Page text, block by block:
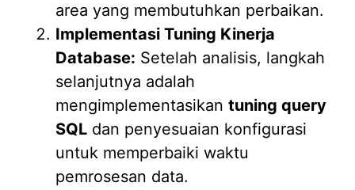
area yang membutuhkan perbaikan.
Implementasi Tuning Kinerja
Database: Setelah analisis, langkah
selanjutnya adalah
mengimplementasikan tuning query
SQL dan penyesuaian konfigurasi
untuk memperbaiki waktu
pemrosesan data.